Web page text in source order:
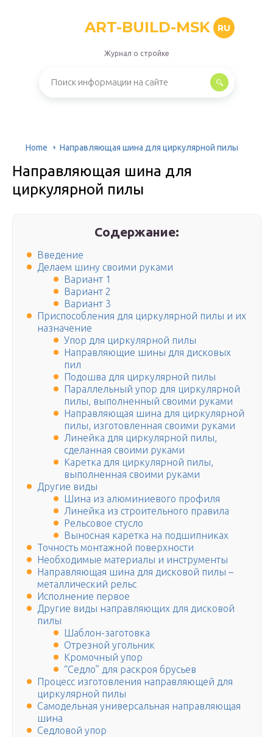
ART-BUILD-MSK RU
Журнал о стройке
Home Направляющая шина для циркулярной пилы
Направляющая шина для
циркулярной пилы
Содержание:
Введение
Делаем шину своими руками
Вариант 1
Вариант 2
Вариант 3
Приспособления для циркулярной пилы и их
назначение
Упор для циркулярной пилы
Направляющие шины для дисковых
пил
Подошва для циркулярной пилы
Параллельный упор для циркулярной
пилы, выполненный своими руками
Направляющая шина для циркулярной
пилы, изготовленная своими руками
Линейка для циркулярной пилы,
сделанная своими руками
Каретка для циркулярной пилы,
выполненная своими руками
Другие виды
Шина из алюминиевого профиля
Линейка из строительного правила
Рельсовое стусло
Выносная каретка на подшипниках
Точность монтажной поверхности
Необходимые материалы и инструменты
Направляющая шина для дисковой пилы –
металлический рельс
Исполнение первое
Другие виды направляющих для дисковой
пилы
Шаблон-заготовка
Отрезной угольник
Кромочный упор
“Седло” для раскроя брусьев
Процесс изготовления направляющей для
циркулярной пилы
Самодельная универсальная направляющая
шина
Седловой упор